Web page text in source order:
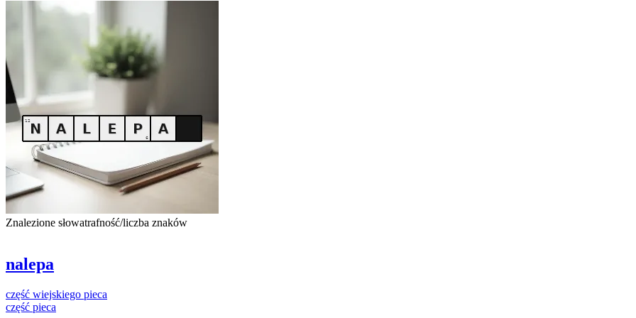
Znalezione słowatrafność/liczba znaków
nalepa
część wiejskiego pieca
część pieca